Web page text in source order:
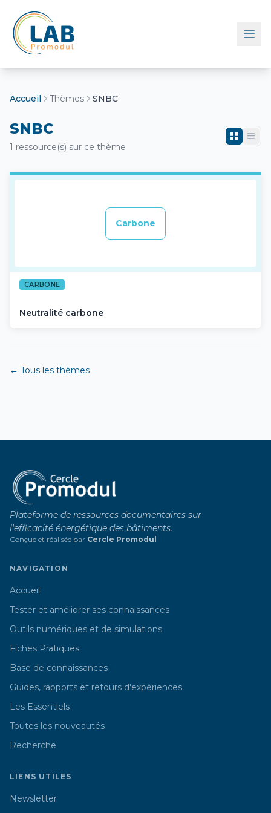
Retour à l'accueil
Accueil Thèmes SNBC
SNBC
1 ressource(s) sur ce thème
Carbone
CARBONE
Neutralité carbone
← Tous les thèmes
Plateforme de ressources documentaires sur
l'efficacité énergétique des bâtiments.
Conçue et réalisée par Cercle Promodul
NAVIGATION
Accueil
Tester et améliorer ses connaissances
Outils numériques et de simulations
Fiches Pratiques
Base de connaissances
Guides, rapports et retours d'expériences
Les Essentiels
Toutes les nouveautés
Recherche
LIENS UTILES
Newsletter